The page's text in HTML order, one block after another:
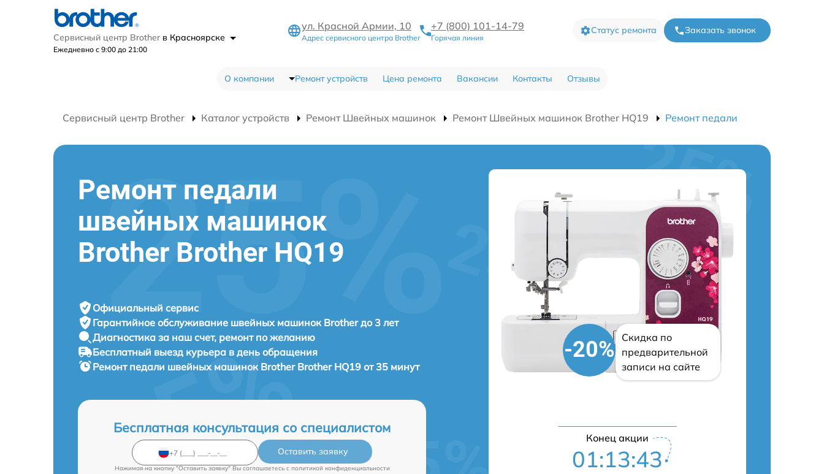
Сервисный центр Brother в Красноярске
Ежедневно с 9:00 до 21:00
ул. Красной Армии, 10
Адрес сервисного центра Brother
+7 (800) 101-14-79
Горячая линия
Статус ремонта Заказать звонок
О компании Ремонт устройств Цена ремонта Вакансии Контакты Отзывы
Сервисный центр Brother Каталог устройств Ремонт Швейных машинок Ремонт Швейных машинок Brother HQ19 Ремонт педали
Ремонт педали
швейных машинок
Brother Brother HQ19
Официальный сервис
Гарантийное обслуживание швейных машинок Brother до 3 лет
Диагностика за наш счет, ремонт по желанию
Бесплатный выезд курьера в день обращения
Ремонт педали швейных машинок Brother Brother HQ19 от 35 минут
Бесплатная консультация со специалистом
Оставить заявку
Нажимая на кнопку "Оставить заявку" Вы соглашаетесь c политикой конфиденциальности
-20%
Скидка по
предварительной
записи на сайте
Конец акции
01:13:42